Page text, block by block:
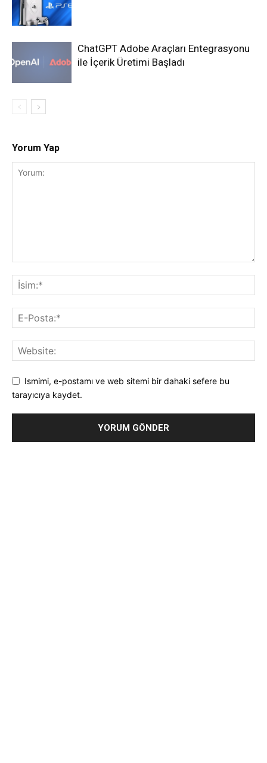
ChatGPT Adobe Araçları Entegrasyonu
ile İçerik Üretimi Başladı
Yorum Yap
Ismimi, e-postamı ve web sitemi bir dahaki sefere bu
tarayıcıya kaydet.